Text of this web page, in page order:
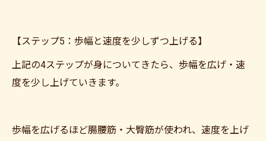
【ステップ5：歩幅と速度を少しずつ上げる】
上記の4ステップが身についてきたら、歩幅を広げ・速
度を少し上げていきます。
歩幅を広げるほど腸腰筋・大臀筋が使われ、速度を上げ